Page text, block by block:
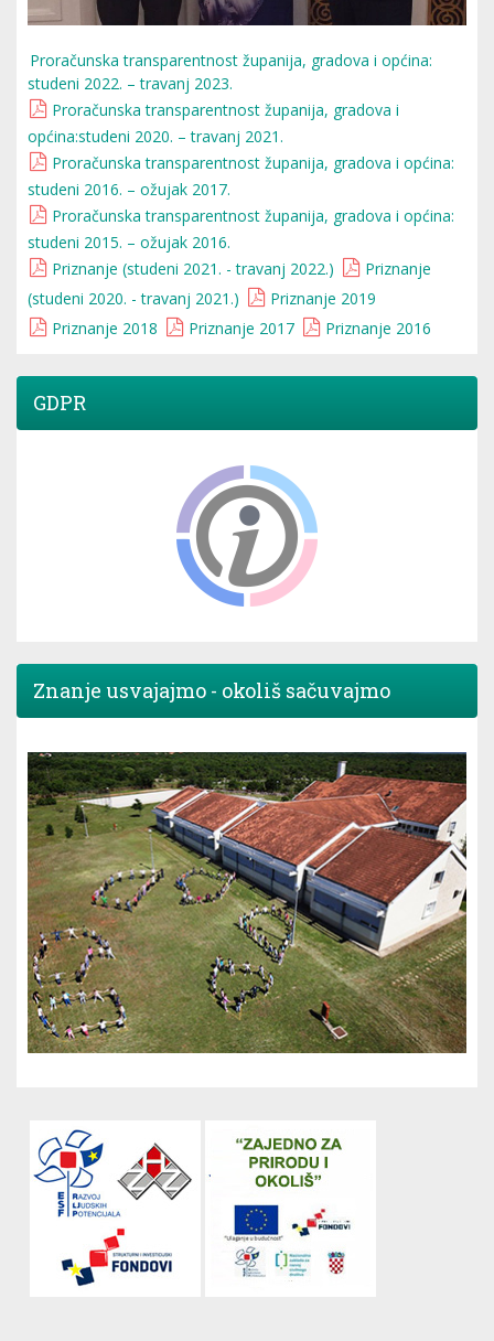
Proračunska transparentnost županija, gradova i općina:
studeni 2022. – travanj 2023.
Proračunska transparentnost županija, gradova i
općina:studeni 2020. – travanj 2021.
Proračunska transparentnost županija, gradova i općina:
studeni 2016. – ožujak 2017.
Proračunska transparentnost županija, gradova i općina:
studeni 2015. – ožujak 2016.
Priznanje (studeni 2021. - travanj 2022.)
Priznanje
(studeni 2020. - travanj 2021.)
Priznanje 2019
Priznanje 2018
Priznanje 2017 Priznanje 2016
GDPR
Znanje usvajajmo - okoliš sačuvajmo